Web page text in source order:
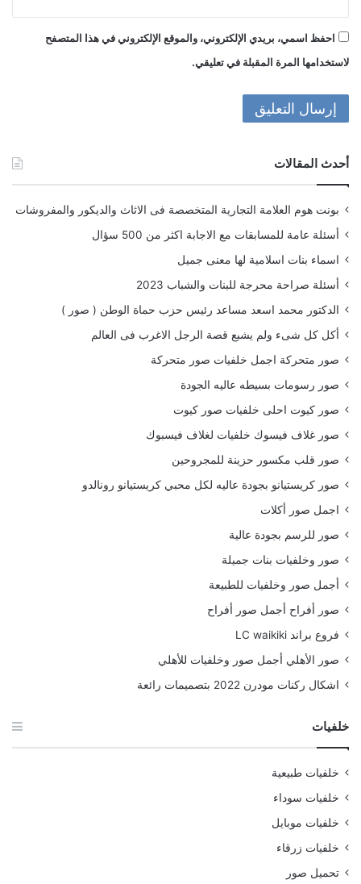
احفظ اسمي، بريدي الإلكتروني، والموقع الإلكتروني في هذا المتصفح
لاستخدامها المرة المقبلة في تعليقي.
أحدث المقالات
بونت هوم العلامة التجارية المتخصصة فى الاثاث والديكور والمفروشات
أسئلة عامة للمسابقات مع الاجابة اكثر من 500 سؤال
اسماء بنات اسلامية لها معنى جميل
أسئلة صراحة محرجة للبنات والشباب 2023
الدكتور محمد اسعد مساعد رئيس حزب حماة الوطن ( صور )
أكل كل شىء ولم يشبع قصة الرجل الاغرب فى العالم
صور متحركة اجمل خلفيات صور متحركة
صور رسومات بسيطه عاليه الجودة
صور كيوت احلى خلفيات صور كيوت
صور غلاف فيسوك خلفيات لغلاف فيسبوك
صور قلب مكسور حزينة للمجروحين
صور كريستيانو بجودة عاليه لكل محبي كريستيانو رونالدو
اجمل صور أكلات
صور للرسم بجودة عالية
صور وخلفيات بنات جميلة
أجمل صور وخلفيات للطبيعة
صور أفراح أجمل صور أفراح
فروع براند LC waikiki
صور الأهلي أجمل صور وخلفيات للأهلي
اشكال ركنات مودرن 2022 بتصميمات رائعة
خلفيات
خلفيات طبيعية
خلفيات سوداء
خلفيات موبايل
خلفيات زرقاء
تحميل صور